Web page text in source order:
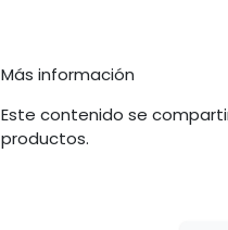
Más información
Este contenido se
productos.